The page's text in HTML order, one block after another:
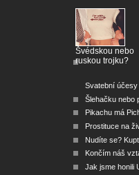
Švédskou nebo
ruskou trojku?
Svatební účesy
Šlehačku nebo
Pikachu má
Prostituce na
Nudíte se?
Končím náš
Jak jsme honili